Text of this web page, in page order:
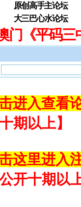
原创高手主论坛
大三巴心水论坛
门《平码
进入查看
期以上】
这里进入
开十期以